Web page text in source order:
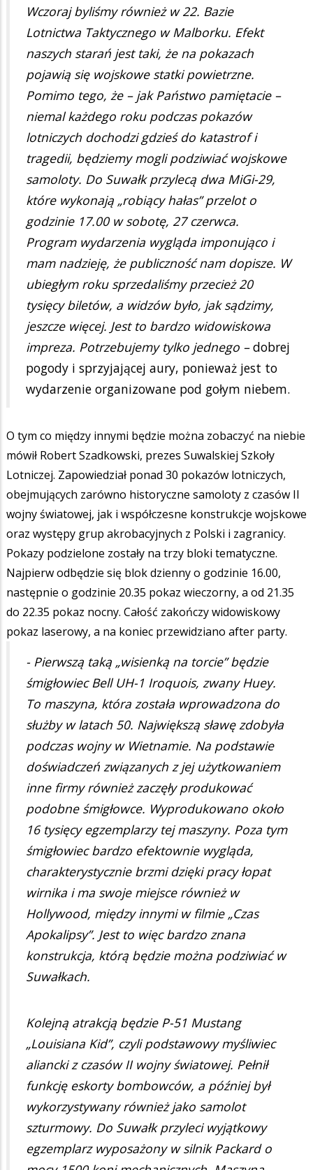
Wczoraj byliśmy również w 22. Bazie
Lotnictwa Taktycznego w Malborku. Efekt
naszych starań jest taki, że na pokazach
pojawią się wojskowe statki powietrzne.
Pomimo tego, że – jak Państwo pamiętacie –
niemal każdego roku podczas pokazów
lotniczych dochodzi gdzieś do katastrof i
tragedii, będziemy mogli podziwiać wojskowe
samoloty. Do Suwałk przylecą dwa MiGi-29,
które wykonają „robiący hałas” przelot o
godzinie 17.00 w sobotę, 27 czerwca.
Program wydarzenia wygląda imponująco i
mam nadzieję, że publiczność nam dopisze. W
ubiegłym roku sprzedaliśmy przecież 20
tysięcy biletów, a widzów było, jak sądzimy,
jeszcze więcej. Jest to bardzo widowiskowa
impreza. Potrzebujemy tylko jednego –dobrej
pogody i sprzyjającej aury, ponieważ jest to
wydarzenie organizowane pod gołym niebem.
O tym co między innymi będzie można zobaczyć na niebie
mówił Robert Szadkowski, prezes Suwalskiej Szkoły
Lotniczej. Zapowiedział ponad 30 pokazów lotniczych,
obejmujących zarówno historyczne samoloty z czasów II
wojny światowej, jak i współczesne konstrukcje wojskowe
oraz występy grup akrobacyjnych z Polski i zagranicy.
Pokazy podzielone zostały na trzy bloki tematyczne.
Najpierw odbędzie się blok dzienny o godzinie 16.00,
następnie o godzinie 20.35 pokaz wieczorny, a od 21.35
do 22.35 pokaz nocny. Całość zakończy widowiskowy
pokaz laserowy, a na koniec przewidziano after party.
- Pierwszą taką „wisienką na torcie” będzie
śmigłowiec Bell UH-1 Iroquois, zwany Huey.
To maszyna, która została wprowadzona do
służby w latach 50. Największą sławę zdobyła
podczas wojny w Wietnamie. Na podstawie
doświadczeń związanych z jej użytkowaniem
inne firmy również zaczęły produkować
podobne śmigłowce. Wyprodukowano około
16 tysięcy egzemplarzy tej maszyny. Poza tym
śmigłowiec bardzo efektownie wygląda,
charakterystycznie brzmi dzięki pracy łopat
wirnika i ma swoje miejsce również w
Hollywood, między innymi w filmie „Czas
Apokalipsy”. Jest to więc bardzo znana
konstrukcja, którą będzie można podziwiać w
Suwałkach.
Kolejną atrakcją będzie P-51 Mustang
„Louisiana Kid”, czyli podstawowy myśliwiec
aliancki z czasów II wojny światowej. Pełnił
funkcję eskorty bombowców, a później był
wykorzystywany również jako samolot
szturmowy. Do Suwałk przyleci wyjątkowy
egzemplarz wyposażony w silnik Packard o